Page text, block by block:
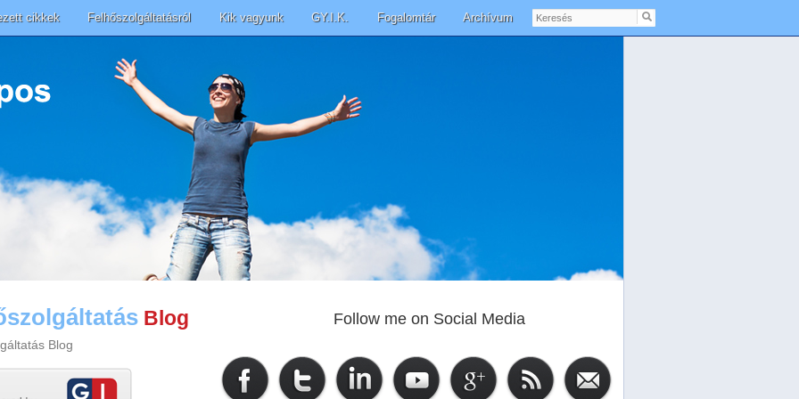
cikkek Felhőszolgáltatásról Kik vagyunk GY.I.K. Fogalomtár Archívum
Keresés
Blog
Blog
Follow me on Social Media